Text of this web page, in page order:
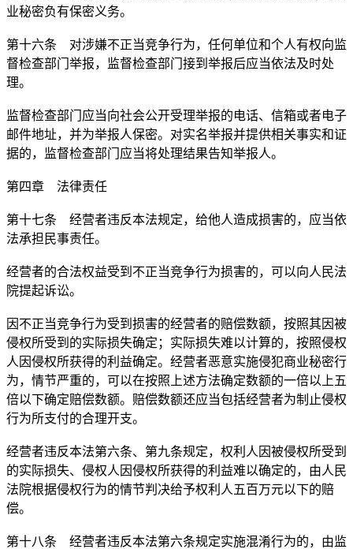
业秘密负有保密义务。
第十六条 对涉嫌不正当竞争行为，任何单位和个人有权向监
督检查部门举报，监督检查部门接到举报后应当依法及时处
理。
监督检查部门应当向社会公开受理举报的电话、信箱或者电子
邮件地址，并为举报人保密。对实名举报并提供相关事实和证
据的，监督检查部门应当将处理结果告知举报人。
第四章 法律责任
第十七条 经营者违反本法规定，给他人造成损害的，应当依
法承担民事责任。
经营者的合法权益受到不正当竞争行为损害的，可以向人民法
院提起诉讼。
因不正当竞争行为受到损害的经营者的赔偿数额，按照其因被
侵权所受到的实际损失确定；实际损失难以计算的，按照侵权
人因侵权所获得的利益确定。经营者恶意实施侵犯商业秘密行
为，情节严重的，可以在按照上述方法确定数额的一倍以上五
倍以下确定赔偿数额。赔偿数额还应当包括经营者为制止侵权
行为所支付的合理开支。
经营者违反本法第六条、第九条规定，权利人因被侵权所受到
的实际损失、侵权人因侵权所获得的利益难以确定的，由人民
法院根据侵权行为的情节判决给予权利人五百万元以下的赔
偿。
第十八条 经营者违反本法第六条规定实施混淆行为的，由监